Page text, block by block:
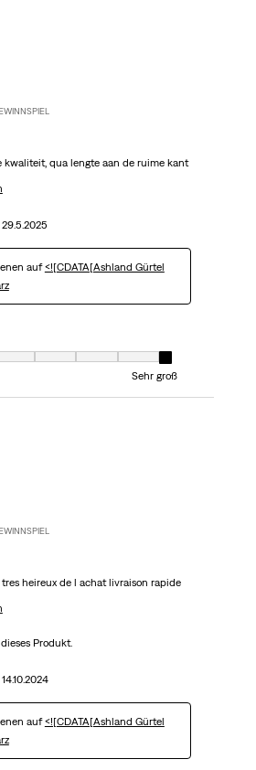
kwaliteit, qua lengte aan de ruime kant
29.5.2025
auf<![CDATA[Ashland Gürtel
1 gleich Sehr klein ist und 7 gleich Sehr groß ist
Sehr groß
heireux de l achat livraison rapide
Produkt.
14.10.2024
auf<![CDATA[Ashland Gürtel